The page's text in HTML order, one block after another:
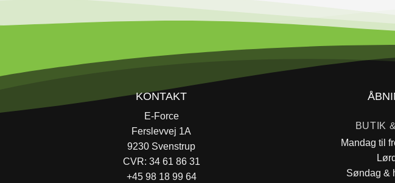
KONTAKT
E-Force
Ferslevvej 1A
9230 Svenstrup
CVR: 34 61 86 31
+45 98 18 99 64
BUTIK
Mandag til
Søndag &